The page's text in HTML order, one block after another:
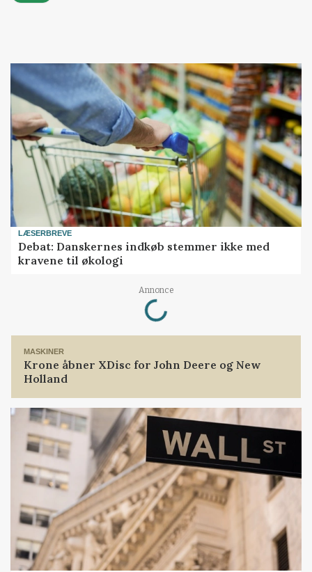
LÆSERBREVE
Debat: Danskernes indkøb stemmer ikke med
kravene til økologi
Annonce
Loading...
MASKINER
Krone åbner XDisc for John Deere og New
Holland